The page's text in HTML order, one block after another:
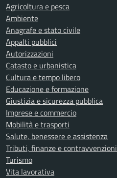
Agricoltura e pesca
Ambiente
Anagrafe e stato civile
Appalti pubblici
Autorizzazioni
Catasto e urbanistica
Cultura e tempo libero
Educazione e formazione
Giustizia e sicurezza pubblica
Imprese e commercio
Mobilità e trasporti
Salute, benessere e assistenza
Tributi, finanze e contravvenzioni
Turismo
Vita lavorativa